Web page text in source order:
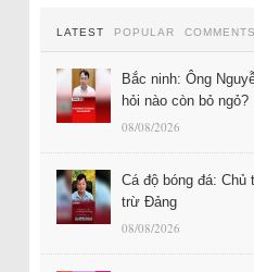
LATEST POPULAR COMMENTS
Bắc ninh: Ông
hỏi nào còn bỏ ngỏ?
08/08/2026
Cá độ bóng đá: Chủ
trừ Đảng
08/08/2026